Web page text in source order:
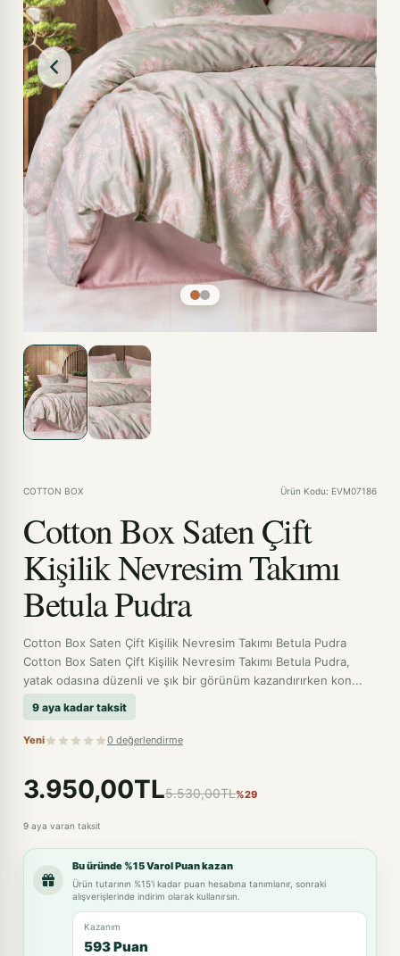
COTTON BOX Ürün Kodu: EVM07186
Cotton Box Saten Çift
Kişilik Nevresim Takımı
Betula Pudra
Cotton Box Saten Çift Kişilik Nevresim Takımı Betula Pudra
Cotton Box Saten Çift Kişilik Nevresim Takımı Betula Pudra,
yatak odasına düzenli ve şık bir görünüm kazandırırken kon...
9 aya kadar taksit
Yeni 0 değerlendirme
3.950,00TL5.530,00TL%29
9 aya varan taksit
Bu üründe %15 Varol Puan kazan
Ürün tutarının %15'i kadar puan hesabına tanımlanır, sonraki
alışverişlerinde indirim olarak kullanırsın.
Kazanım
593 Puan